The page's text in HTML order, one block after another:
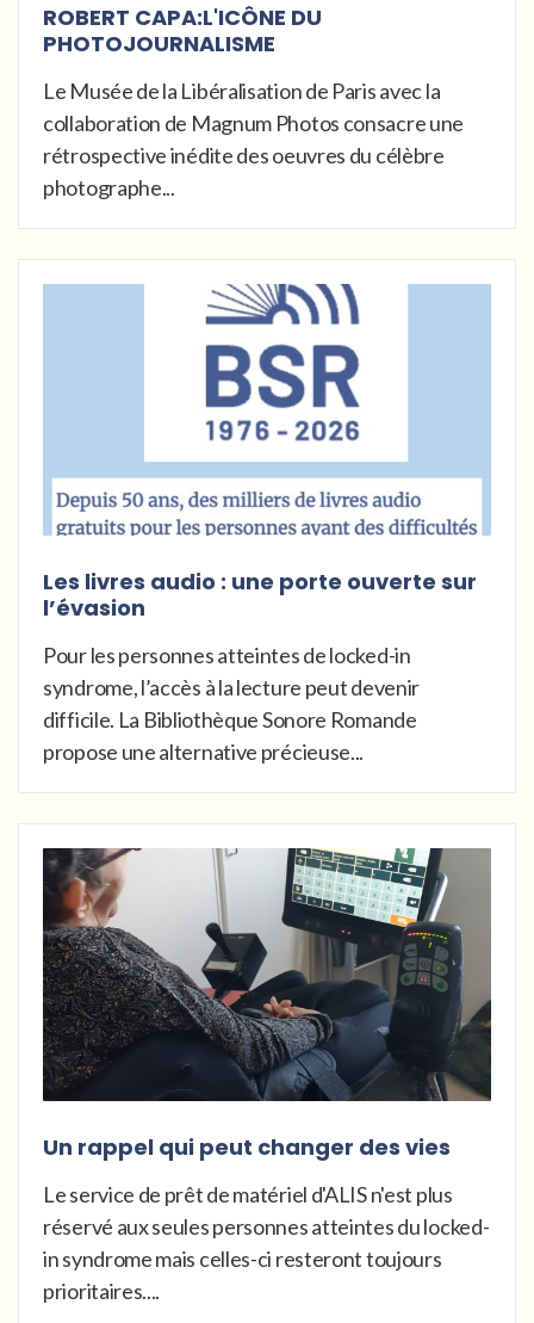
ROBERT CAPA:L'ICÔNE DU
PHOTOJOURNALISME
Le Musée de la Libéralisation de Paris avec la
collaboration de Magnum Photos consacre une
rétrospective inédite des oeuvres du célèbre
photographe...
Les livres audio : une porte ouverte sur
l’évasion
Pour les personnes atteintes de locked-in
syndrome, l’accès à la lecture peut devenir
difficile. La Bibliothèque Sonore Romande
propose une alternative précieuse...
Un rappel qui peut changer des vies
Le service de prêt de matériel d'ALIS n'est plus
réservé aux seules personnes atteintes du locked-
in syndrome mais celles-ci resteront toujours
prioritaires....